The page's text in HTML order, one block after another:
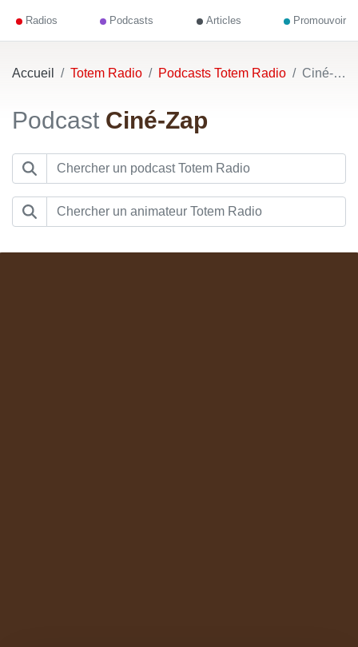
Radios Podcasts Articles Promouvoir
Accueil Totem Radio Podcasts Totem Radio Ciné-Zap
Podcast Ciné-Zap